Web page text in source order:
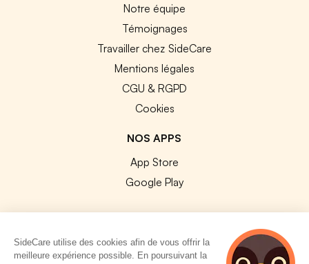
Notre équipe
Témoignages
Travailler chez SideCare
Mentions légales
CGU & RGPD
Cookies
NOS APPS
App Store
Google Play
SideCare utilise des cookies afin de vous offrir la
meilleure expérience possible. En poursuivant la